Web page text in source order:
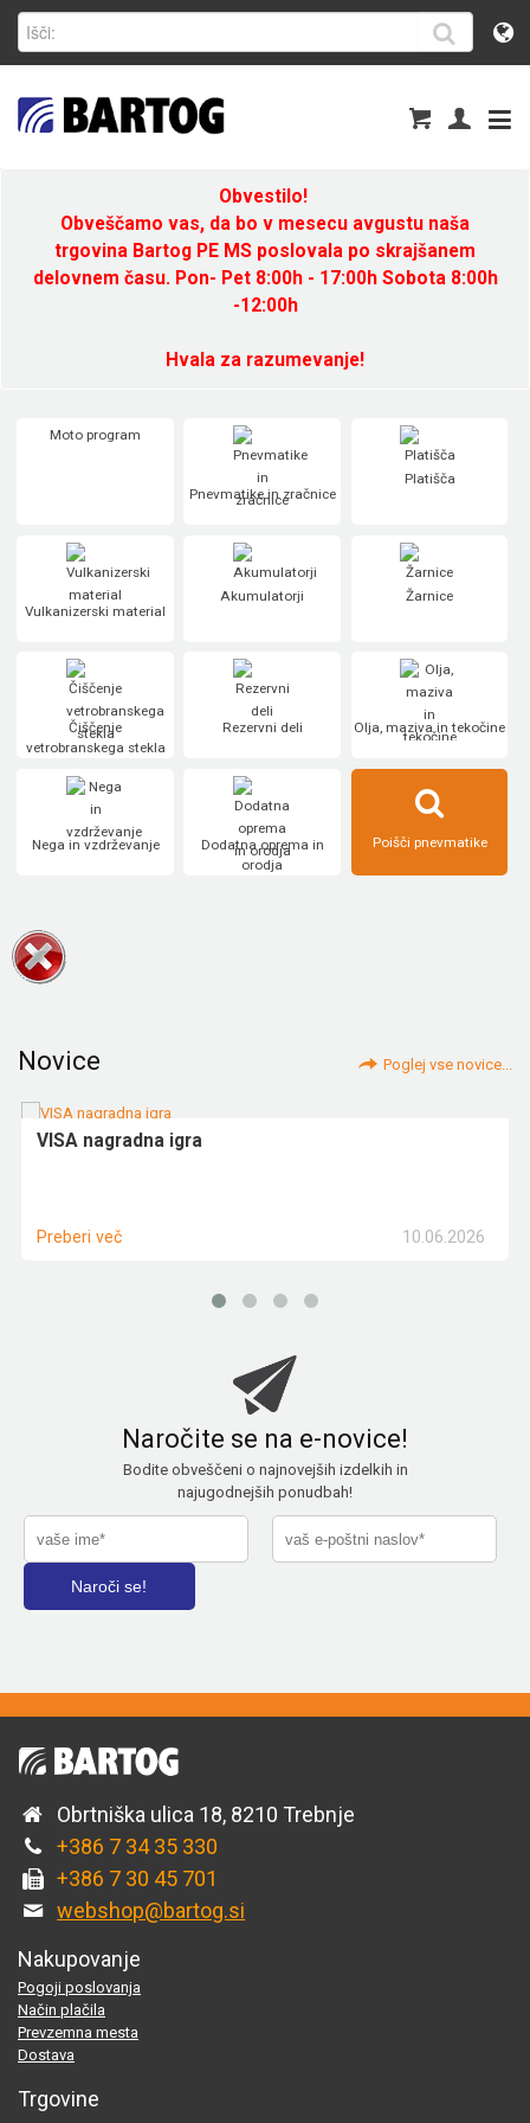
Obvestilo!
Obveščamo vas, da bo v mesecu avgustu naša
trgovina Bartog PE MS poslovala po skrajšanem
delovnem času. Pon- Pet 8:00h - 17:00h Sobota 8:00h
-12:00h
Hvala za razumevanje!
Moto program
Pnevmatike in zračnice
Platišča
Vulkanizerski material
Akumulatorji Žarnice
Čiščenje
vetrobranskega stekla
Rezervni deli Olja, maziva in tekočine
Nega in vzdrževanje
Dodatna oprema in
orodja
Poišči pnevmatike
Novice Poglej vse novice...
VISA nagradna igra
10.06.2026
Preberi več
Naročite se na e-novice!
Bodite obveščeni o najnovejših izdelkih in
najugodnejših ponudbah!
Obrtniška ulica 18, 8210 Trebnje
+386 7 34 35 330
+386 7 30 45 701
webshop@bartog.si
Nakupovanje
Pogoji poslovanja
Način plačila
Prevzemna mesta
Dostava
Trgovine